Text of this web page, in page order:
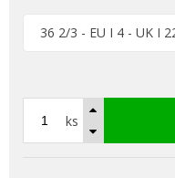
36 2/3 - EU I 4 - UK I
ks